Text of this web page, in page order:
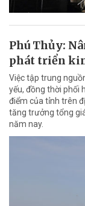
Phú Thủy:
phát triển
Việc tập trung
yếu, đồng thời phối
điểm của tỉnh trên
tăng trưởng tổng
năm nay.